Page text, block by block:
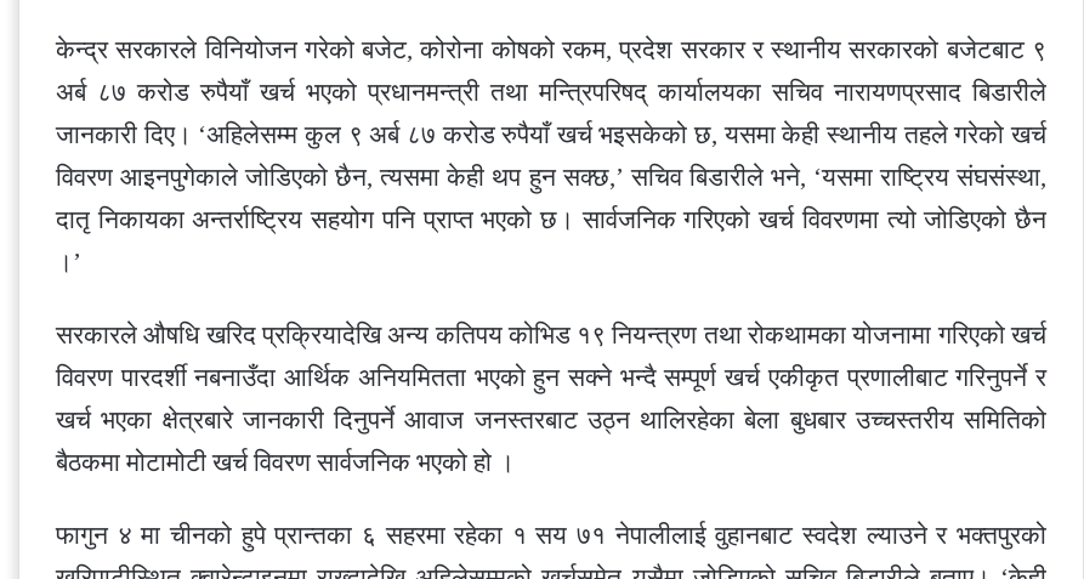
केन्द्र सरकारले विनियोजन गरेको बजेट, कोरोना कोषको रकम, प्रदेश सरकार र स्थानीय सरकारको बजेटबाट ९
अर्ब ८७ करोड रुपैयाँ खर्च भएको प्रधानमन्त्री तथा मन्त्रिपरिषद् कार्यालयका सचिव नारायणप्रसाद बिडारीले
जानकारी दिए। ‘अहिलेसम्म कुल ९ अर्ब ८७ करोड रुपैयाँ खर्च भइसकेको छ, यसमा केही स्थानीय तहले गरेको खर्च
विवरण आइनपुगेकाले जोडिएको छैन, त्यसमा केही थप हुन सक्छ,’ सचिव बिडारीले भने, ‘यसमा राष्ट्रिय संघसंस्था,
दातृ निकायका अन्तर्राष्ट्रिय सहयोग पनि प्राप्त भएको छ। सार्वजनिक गरिएको खर्च विवरणमा त्यो जोडिएको छैन
।’
सरकारले औषधि खरिद प्रक्रियादेखि अन्य कतिपय कोभिड १९ नियन्त्रण तथा रोकथामका योजनामा गरिएको खर्च
विवरण पारदर्शी नबनाउँदा आर्थिक अनियमितता भएको हुन सक्ने भन्दै सम्पूर्ण खर्च एकीकृत प्रणालीबाट गरिनुपर्ने र
खर्च भएका क्षेत्रबारे जानकारी दिनुपर्ने आवाज जनस्तरबाट उठ्न थालिरहेका बेला बुधबार उच्चस्तरीय समितिको
बैठकमा मोटामोटी खर्च विवरण सार्वजनिक भएको हो ।
फागुन ४ मा चीनको हुपे प्रान्तका ६ सहरमा रहेका १ सय ७१ नेपालीलाई वुहानबाट स्वदेश ल्याउने र भक्तपुरको